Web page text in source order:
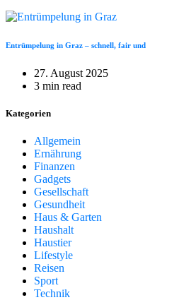
Entrümpelung in Graz – schnell, fair und
27. August 2025
3 min read
Kategorien
Allgemein
Ernährung
Finanzen
Gadgets
Gesellschaft
Gesundheit
Haus & Garten
Haushalt
Haustier
Lifestyle
Reisen
Sport
Technik